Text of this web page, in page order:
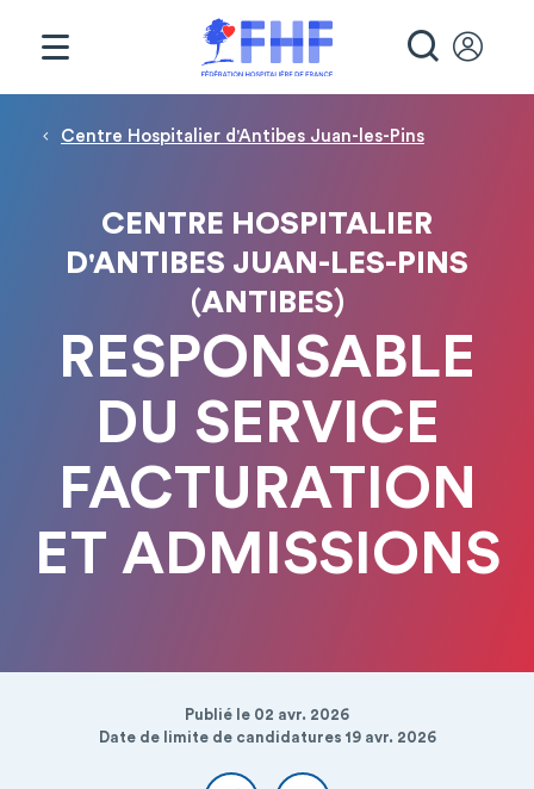
Fil d'Ariane
Centre Hospitalier d'Antibes Juan-les-Pins
CENTRE HOSPITALIER
D'ANTIBES JUAN-LES-PINS
(ANTIBES)
RESPONSABLE
DU SERVICE
FACTURATION
ET ADMISSIONS
Publié le 02 avr. 2026
Date de limite de candidatures 19 avr. 2026
Panneau de gestion des cookies